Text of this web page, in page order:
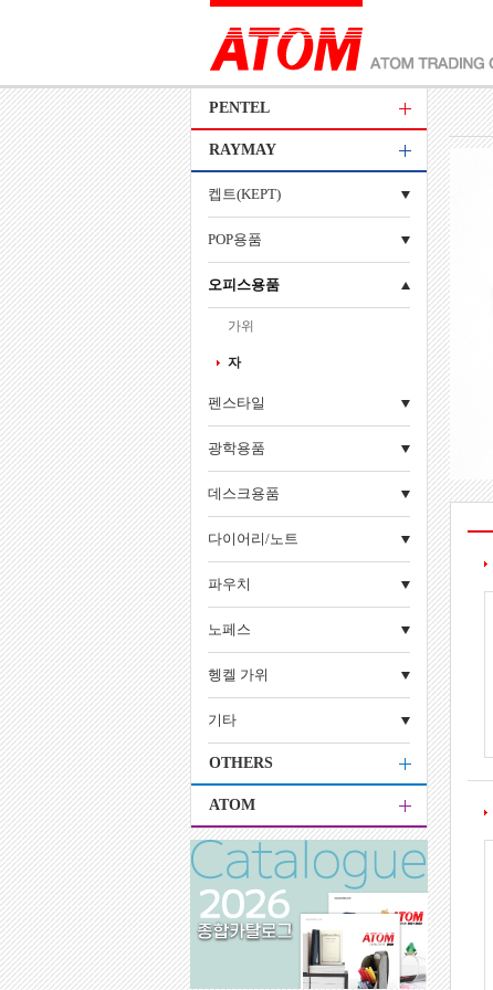
PENTEL
RAYMAY
켑트(KEPT)
POP용품
오피스용품
가위
자
펜스타일
광학용품
데스크용품
다이어리/노트
파우치
노페스
헹켈 가위
기타
OTHERS
ATOM